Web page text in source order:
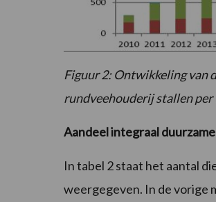
Figuur 2: Ontwikkeling van
rundveehouderij stallen per
Aandeel integraal
In tabel 2 staat het aantal
weergegeven. In de vorige